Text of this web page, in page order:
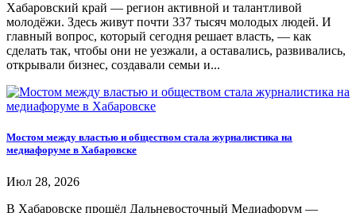
Хабаровский край — регион активной и талантливой
молодёжи. Здесь живут почти 337 тысяч молодых людей. И
главный вопрос, который сегодня решает власть, — как
сделать так, чтобы они не уезжали, а оставались, развивались,
открывали бизнес, создавали семьи и...
Мостом между властью и обществом стала журналистика на
медиафоруме в Хабаровске
Июл 28, 2026
В Хабаровске прошёл Дальневосточный Медиафорум —